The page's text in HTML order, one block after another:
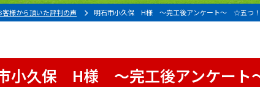
客様から頂いた評判の声 明石市小久保 H様 〜完工後アンケート〜 ☆五つ！
小久保 H様 〜完工後アンケー